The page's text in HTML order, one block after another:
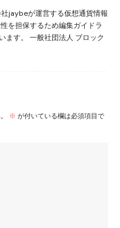
jaybeが運営する仮想通貨情報
を担保するため編集ガイドラ
ます。 一般社団法人 ブロック
※ が付いている欄は必須項目で